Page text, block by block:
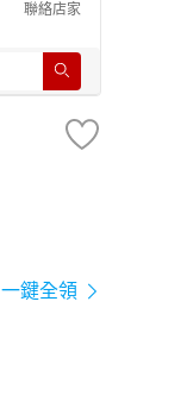
聯絡店家
一鍵全領